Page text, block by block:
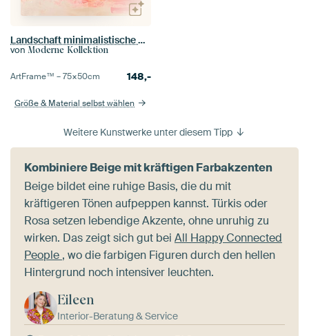
Landschaft minimalistische Malerei
von Moderne Kollektion
ArtFrame™ –75×50cm 148,-
Größe & Material selbst wählen
Weitere Kunstwerke unter diesem Tipp
Kombiniere Beige mit kräftigen Farbakzenten
Beige bildet eine ruhige Basis, die du mit
kräftigeren Tönen aufpeppen kannst. Türkis oder
Rosa setzen lebendige Akzente, ohne unruhig zu
wirken. Das zeigt sich gut bei All Happy Connected
People , wo die farbigen Figuren durch den hellen
Hintergrund noch intensiver leuchten.
Eileen
Interior-Beratung & Service